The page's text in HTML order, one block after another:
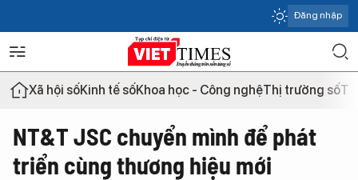
Đăng nhập
Xã hội sốKinh tế sốKhoa học - Công nghệThị trường số
NT&T JSC chuyển mình để phát
triển cùng thương hiệu mới